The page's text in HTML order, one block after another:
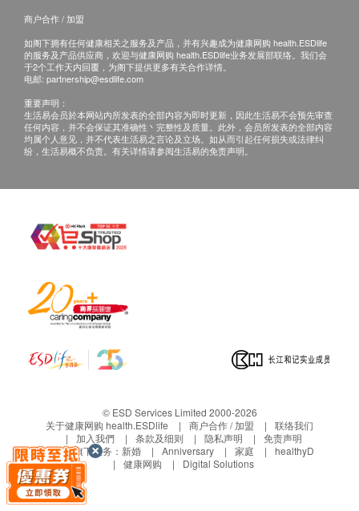
功效
• 清除血管道垃圾
• 减少血管道废物囤积
• 维持中老年人士的心脏健康
成份
每粒含红麴精华粉末 600毫克
用法
每日1 次，每次 2粒。或按医生指示服用。
6cm x 6.7cm x 12.5cm
品牌
纽美
产地
3. 如有其他损坏或遗漏查询，顾客必须保留有效收据
正本，并於送货後3个工作天内按下列方式联络健康
网购health.ESDlife客户服务部跟进。
电邮: support@esdlife.com / 健康网购health.ESDlife
客服热线: (852) 3151-2288
商户合作 / 加盟
如阁下拥有任何健康相关之服务及产品，并有兴趣成为健康网购 health.ESDlife
的服务及产品供应商，欢迎与健康网购 health.ESDlife业务发展部联络。我们会
于2个工作天内回覆，为阁下提供更多有关合作详情。
电邮: partnership@esdlife.com
重要声明：
生活易会员於本网站内所发表的全部内容为即时更新，因此生活易不会预先审查
任何内容，并不会保证其准确性丶完整性及质量。此外，会员所发表的全部内容
均属个人意见，并不代表生活易之言论及立场。如从而引起任何损失或法律纠
纷，生活易概不负责。有关详情请参阅生活易的免责声明。
© ESD Services Limited 2000-2026
关于健康网购 health.ESDlife
商户合作 / 加盟
联络我们
加入我們
条款及细则 隐私声明
免责声明
生活易旗下业务： 新婚 Anniversary 家庭
healthyD
健康网购
Digital Solutions